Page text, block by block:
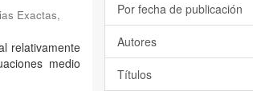
Exactas,
relativamente
medio
Por fecha de publicación
Autores
Títulos